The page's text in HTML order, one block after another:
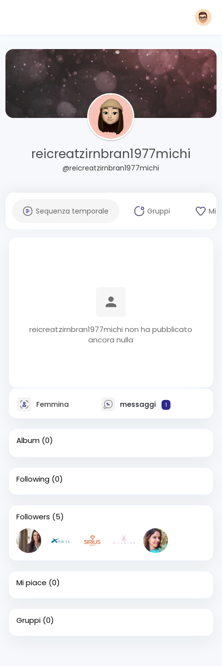
reicreatzirnbran1977michi
@reicreatzirnbran1977michi
Sequenza temporale Gruppi Mi
reicreatzirnbran1977michi non ha pubblicato
ancora nulla
Femmina messaggi 1
Album (0)
Following (0)
Followers (5)
Mi piace (0)
Gruppi (0)